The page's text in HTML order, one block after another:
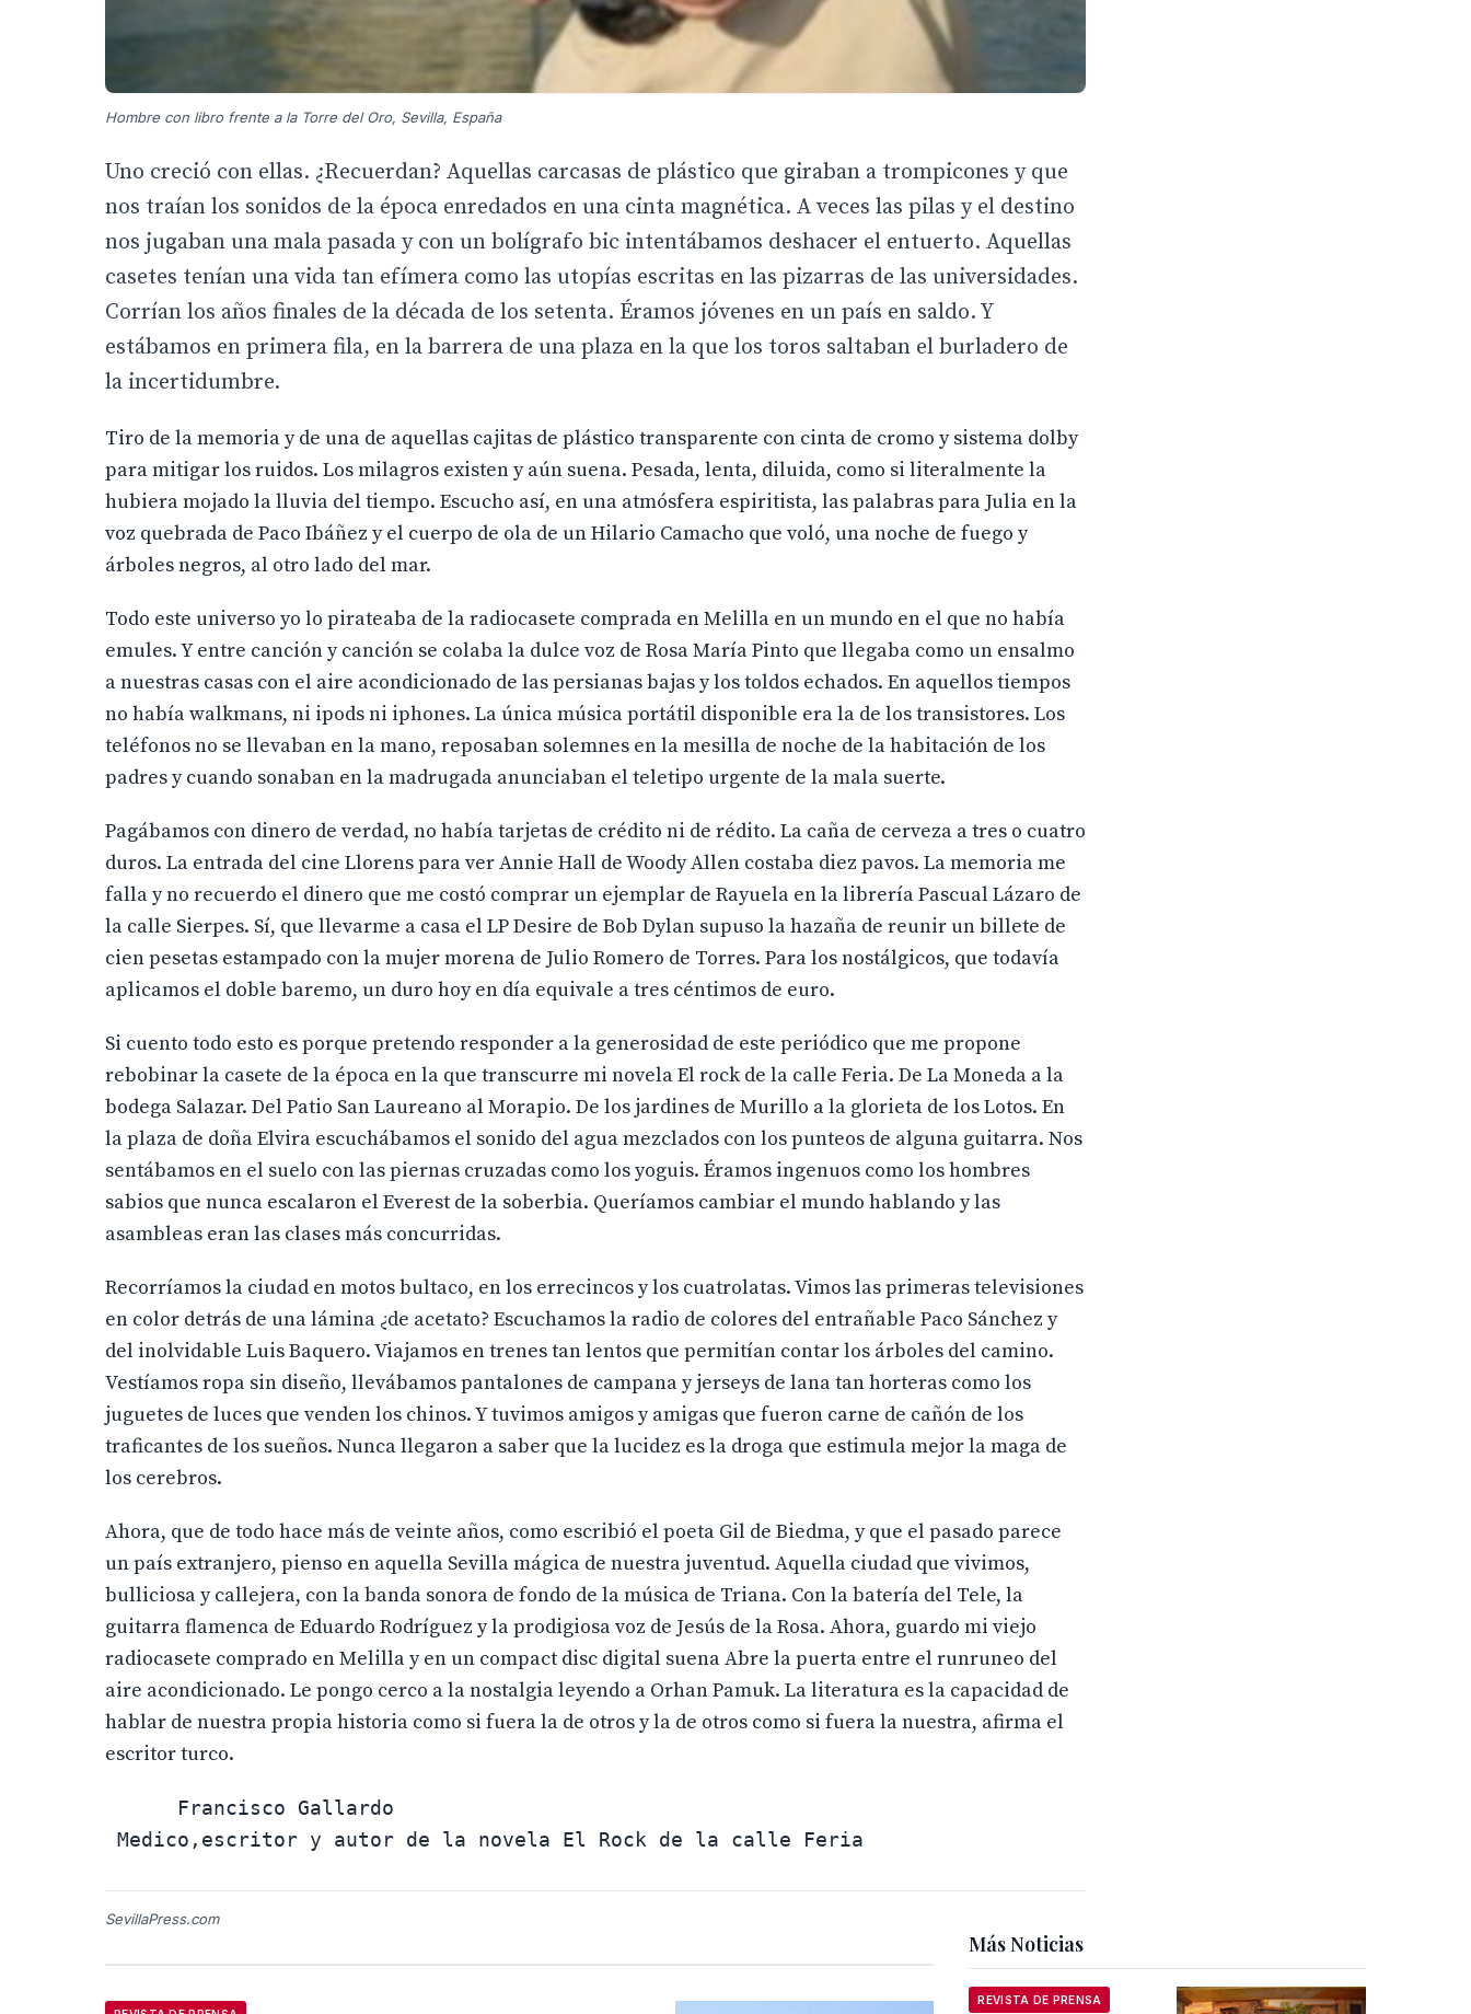
Hombre con libro frente a la Torre del Oro, Sevilla, España
Uno creció con ellas. ¿Recuerdan? Aquellas carcasas de plástico que giraban a trompicones y que
nos traían los sonidos de la época enredados en una cinta magnética. A veces las pilas y el destino
nos jugaban una mala pasada y con un bolígrafo bic intentábamos deshacer el entuerto. Aquellas
casetes tenían una vida tan efímera como las utopías escritas en las pizarras de las universidades.
Corrían los años finales de la década de los setenta. Éramos jóvenes en un país en saldo. Y
estábamos en primera fila, en la barrera de una plaza en la que los toros saltaban el burladero de
la incertidumbre.
Tiro de la memoria y de una de aquellas cajitas de plástico transparente con cinta de cromo y sistema dolby
para mitigar los ruidos. Los milagros existen y aún suena. Pesada, lenta, diluida, como si literalmente la
hubiera mojado la lluvia del tiempo. Escucho así, en una atmósfera espiritista, las palabras para Julia en la
voz quebrada de Paco Ibáñez y el cuerpo de ola de un Hilario Camacho que voló, una noche de fuego y
árboles negros, al otro lado del mar.
Todo este universo yo lo pirateaba de la radiocasete comprada en Melilla en un mundo en el que no había
emules. Y entre canción y canción se colaba la dulce voz de Rosa María Pinto que llegaba como un ensalmo
a nuestras casas con el aire acondicionado de las persianas bajas y los toldos echados. En aquellos tiempos
no había walkmans, ni ipods ni iphones. La única música portátil disponible era la de los transistores. Los
teléfonos no se llevaban en la mano, reposaban solemnes en la mesilla de noche de la habitación de los
padres y cuando sonaban en la madrugada anunciaban el teletipo urgente de la mala suerte.
Pagábamos con dinero de verdad, no había tarjetas de crédito ni de rédito. La caña de cerveza a tres o cuatro
duros. La entrada del cine Llorens para ver Annie Hall de Woody Allen costaba diez pavos. La memoria me
falla y no recuerdo el dinero que me costó comprar un ejemplar de Rayuela en la librería Pascual Lázaro de
la calle Sierpes. Sí, que llevarme a casa el LP Desire de Bob Dylan supuso la hazaña de reunir un billete de
cien pesetas estampado con la mujer morena de Julio Romero de Torres. Para los nostálgicos, que todavía
aplicamos el doble baremo, un duro hoy en día equivale a tres céntimos de euro.
Si cuento todo esto es porque pretendo responder a la generosidad de este periódico que me propone
rebobinar la casete de la época en la que transcurre mi novela El rock de la calle Feria. De La Moneda a la
bodega Salazar. Del Patio San Laureano al Morapio. De los jardines de Murillo a la glorieta de los Lotos. En
la plaza de doña Elvira escuchábamos el sonido del agua mezclados con los punteos de alguna guitarra. Nos
sentábamos en el suelo con las piernas cruzadas como los yoguis. Éramos ingenuos como los hombres
sabios que nunca escalaron el Everest de la soberbia. Queríamos cambiar el mundo hablando y las
asambleas eran las clases más concurridas.
Recorríamos la ciudad en motos bultaco, en los errecincos y los cuatrolatas. Vimos las primeras televisiones
en color detrás de una lámina ¿de acetato? Escuchamos la radio de colores del entrañable Paco Sánchez y
del inolvidable Luis Baquero. Viajamos en trenes tan lentos que permitían contar los árboles del camino.
Vestíamos ropa sin diseño, llevábamos pantalones de campana y jerseys de lana tan horteras como los
juguetes de luces que venden los chinos. Y tuvimos amigos y amigas que fueron carne de cañón de los
traficantes de los sueños. Nunca llegaron a saber que la lucidez es la droga que estimula mejor la maga de
los cerebros.
Ahora, que de todo hace más de veinte años, como escribió el poeta Gil de Biedma, y que el pasado parece
un país extranjero, pienso en aquella Sevilla mágica de nuestra juventud. Aquella ciudad que vivimos,
bulliciosa y callejera, con la banda sonora de fondo de la música de Triana. Con la batería del Tele, la
guitarra flamenca de Eduardo Rodríguez y la prodigiosa voz de Jesús de la Rosa. Ahora, guardo mi viejo
radiocasete comprado en Melilla y en un compact disc digital suena Abre la puerta entre el runruneo del
aire acondicionado. Le pongo cerco a la nostalgia leyendo a Orhan Pamuk. La literatura es la capacidad de
hablar de nuestra propia historia como si fuera la de otros y la de otros como si fuera la nuestra, afirma el
escritor turco.
      Francisco Gallardo
SevillaPress.com
Más Noticias
REVISTA DE PRENSA